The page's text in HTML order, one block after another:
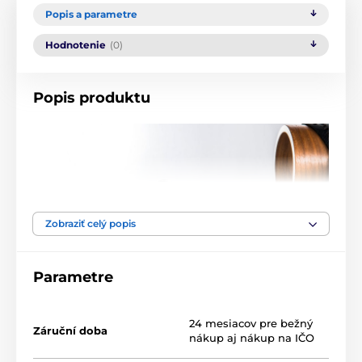
Popis a parametre
Hodnotenie (0)
Popis produktu
Zobraziť celý popis
Parametre
Záruční doba
24 mesiacov pre bežný
nákup aj nákup na IČO